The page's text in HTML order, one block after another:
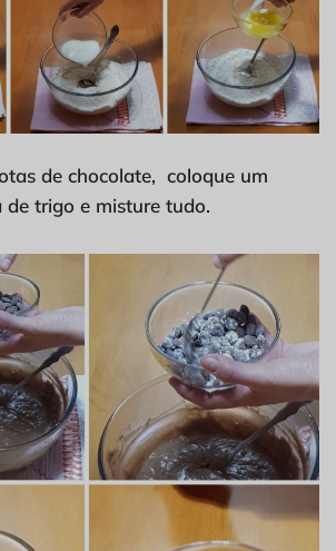
de chocolate, coloque um
de trigo e misture tudo.